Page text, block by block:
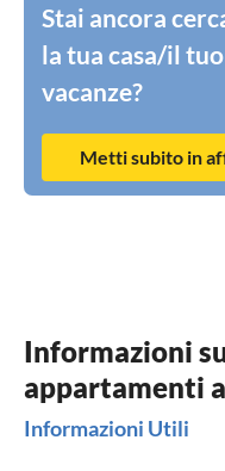
Stai ancora
la tua casa/il
vacanze?
Metti subito in
Informazioni
appartamenti
Informazioni Utili